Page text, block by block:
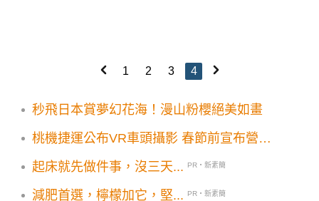
1 2 3 4
秒飛日本賞夢幻花海！漫山粉櫻絕美如畫
桃機捷運公布VR車頭攝影 春節前宣布營運
起床就先做件事，沒三天...
PR・新素簡
減肥首選，檸檬加它，堅... PR・新素簡